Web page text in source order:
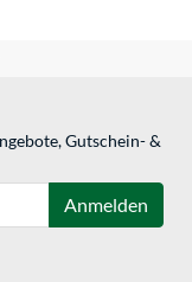
Gutschein- &
Anmelden